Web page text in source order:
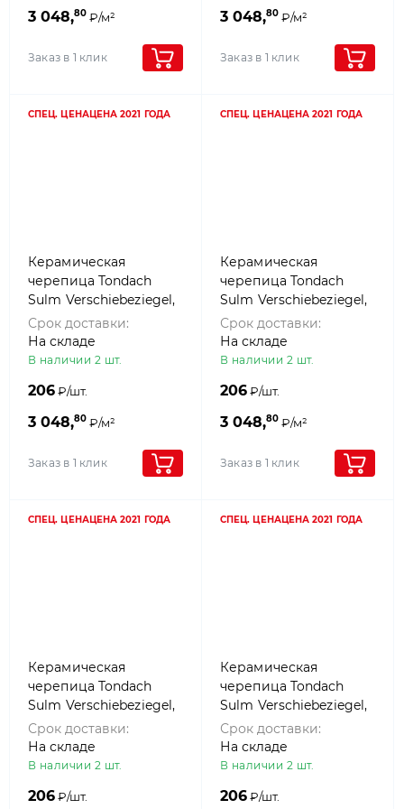
3 048,80 ₽/м²
Заказ в 1 клик
3 048,80 ₽/м²
Заказ в 1 клик
СПЕЦ. ЦЕНАЦЕНА 2021 ГОДА
Керамическая
черепица Tondach
Sulm Verschiebeziegel,
Рустикальный
(antique)
Срок доставки:
На складе
В наличии 2 шт.
206₽/шт.
3 048,80 ₽/м²
Заказ в 1 клик
СПЕЦ. ЦЕНАЦЕНА 2021 ГОДА
Керамическая
черепица Tondach
Sulm Verschiebeziegel,
Темно-коричневый
Срок доставки:
На складе
В наличии 2 шт.
206₽/шт.
3 048,80 ₽/м²
Заказ в 1 клик
СПЕЦ. ЦЕНАЦЕНА 2021 ГОДА
Керамическая
черепица Tondach
Sulm Verschiebeziegel,
Медно-коричневый
(copper)
Срок доставки:
На складе
В наличии 2 шт.
206₽/шт.
СПЕЦ. ЦЕНАЦЕНА 2021 ГОДА
Керамическая
черепица Tondach
Sulm Verschiebeziegel,
Морон
Срок доставки:
На складе
В наличии 2 шт.
206₽/шт.